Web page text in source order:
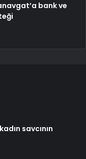
bank ve
savcının